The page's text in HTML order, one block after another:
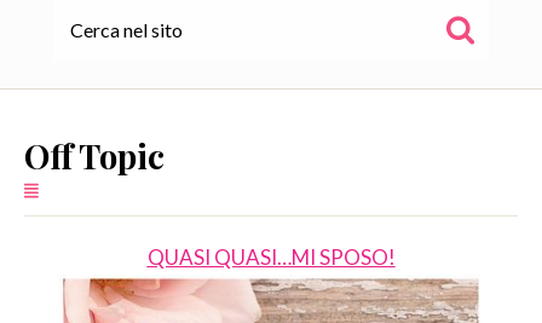
SERVIZI
COLLABORAZIONI
Off Topic
QUASI QUASI…MI SPOSO!